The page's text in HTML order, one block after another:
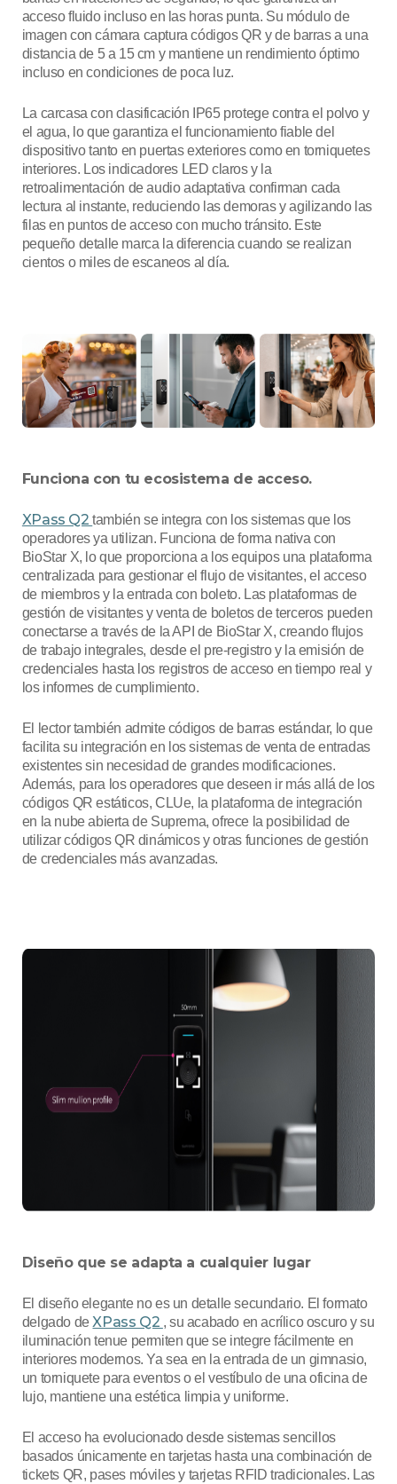
acceso fluido incluso en las horas punta. Su módulo de
imagen con cámara captura códigos QR y de barras a una
distancia de 5 a 15 cm y mantiene un rendimiento óptimo
incluso en condiciones de poca luz.
La carcasa con clasificación IP65 protege contra el polvo y
el agua, lo que garantiza el funcionamiento fiable del
dispositivo tanto en puertas exteriores como en torniquetes
interiores. Los indicadores LED claros y la
retroalimentación de audio adaptativa confirman cada
lectura al instante, reduciendo las demoras y agilizando las
filas en puntos de acceso con mucho tránsito. Este
pequeño detalle marca la diferencia cuando se realizan
cientos o miles de escaneos al día.
Funciona con tu ecosistema de acceso.
XPass Q2también se integra con los sistemas que los
operadores ya utilizan. Funciona de forma nativa con
BioStar X, lo que proporciona a los equipos una plataforma
centralizada para gestionar el flujo de visitantes, el acceso
de miembros y la entrada con boleto. Las plataformas de
gestión de visitantes y venta de boletos de terceros pueden
conectarse a través de la API de BioStar X, creando flujos
de trabajo integrales, desde el pre-registro y la emisión de
credenciales hasta los registros de acceso en tiempo real y
los informes de cumplimiento.
El lector también admite códigos de barras estándar, lo que
facilita su integración en los sistemas de venta de entradas
existentes sin necesidad de grandes modificaciones.
Además, para los operadores que deseen ir más allá de los
códigos QR estáticos, CLUe, la plataforma de integración
en la nube abierta de Suprema, ofrece la posibilidad de
utilizar códigos QR dinámicos y otras funciones de gestión
de credenciales más avanzadas.
Diseño que se adapta a cualquier lugar
El diseño elegante no es un detalle secundario. El formato
delgado de XPass Q2 , su acabado en acrílico oscuro y su
iluminación tenue permiten que se integre fácilmente en
interiores modernos. Ya sea en la entrada de un gimnasio,
un torniquete para eventos o el vestíbulo de una oficina de
lujo, mantiene una estética limpia y uniforme.
El acceso ha evolucionado desde sistemas sencillos
basados únicamente en tarjetas hasta una combinación de
tickets QR, pases móviles y tarjetas RFID tradicionales. Las